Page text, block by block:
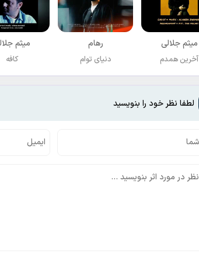
میثم جلالی
آخرین همدم
رهام
دنیای توام
میثم
کافه
لطفا نظر خود را بنویسید